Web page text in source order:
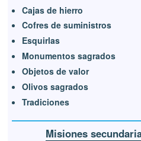
Cajas de hierro
Cofres de suministros
Esquirlas
Monumentos sagrados
Objetos de valor
Olivos sagrados
Tradiciones
Misiones